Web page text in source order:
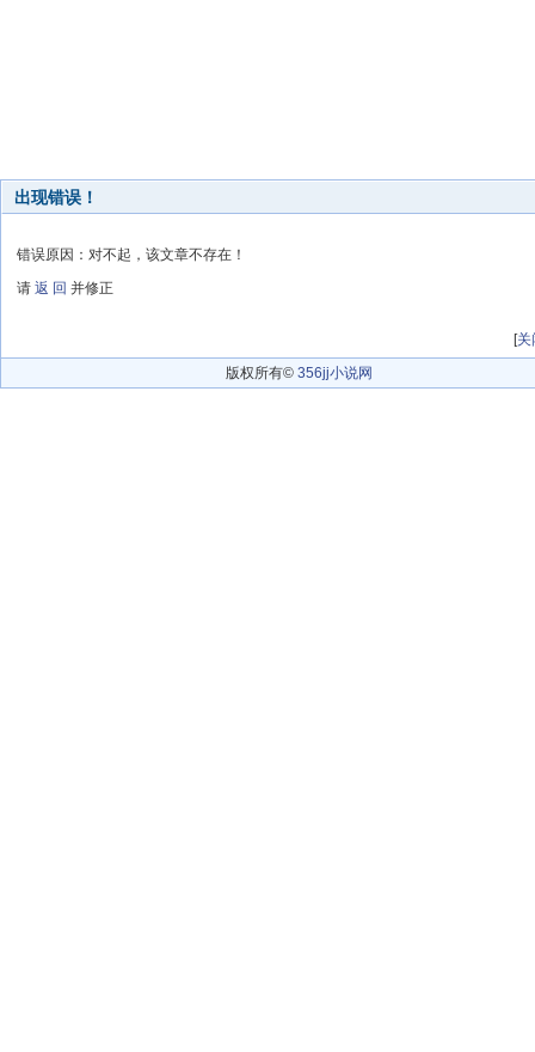
出现错误！
错误原因：对不起，该文章不存在！
请 返 回 并修正
[关
版权所有© 356jj小说网